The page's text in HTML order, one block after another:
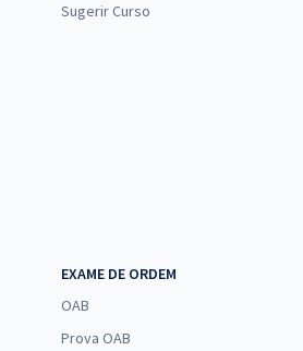
Sugerir Curso
EXAME DE ORDEM
OAB
Prova OAB